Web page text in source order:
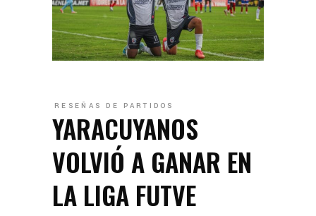
RESEÑAS DE PARTIDOS
YARACUYANOS
VOLVIÓ A GANAR EN
LA LIGA FUTVE